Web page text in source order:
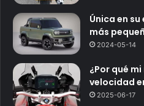
Única en
más
2024-05-14
¿Por qué
velocidad
2025-06-17